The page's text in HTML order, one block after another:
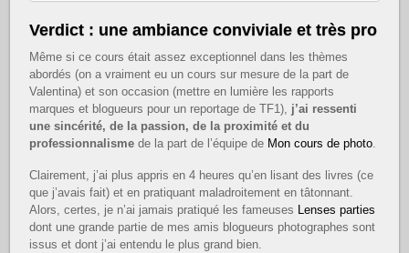
Verdict : une ambiance conviviale et très pro
Même si ce cours était assez exceptionnel dans les thèmes
abordés (on a vraiment eu un cours sur mesure de la part de
Valentina) et son occasion (mettre en lumière les rapports
marques et blogueurs pour un reportage de TF1), j’ai ressenti
une sincérité, de la passion, de la proximité et du
professionnalisme de la part de l’équipe de Mon cours de photo.
Clairement, j’ai plus appris en 4 heures qu’en lisant des livres (ce
que j’avais fait) et en pratiquant maladroitement en tâtonnant.
Alors, certes, je n’ai jamais pratiqué les fameuses Lenses parties
dont une grande partie de mes amis blogueurs photographes sont
issus et dont j’ai entendu le plus grand bien.